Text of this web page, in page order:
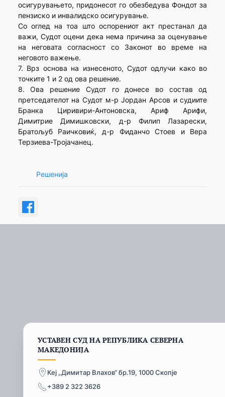
осигурувањето, придонесот го обезбедува Фондот за
пензиско и инвалидско осигурување.
Со оглед на тоа што оспорениот акт престанал да
важи, Судот оцени дека нема причина за оценување
на неговата согласност со Законот во време на
неговото важење.
7. Врз основа на изнесеното, Судот одлучи како во
точките 1 и 2 од ова решение.
8. Ова решение Судот го донесе во состав од
претседателот на Судот м-р Јордан Арсов и судиите
Бранка Циривири-Антоновска, Ариф Арифи,
Димитрие Димишковски, д-р Филип Лазарески,
Братољуб Раичковиќ, д-р Фиданчо Стоев и Вера
Терзиева-Тројачанец.
Решенија
УСТАВЕН СУД НА РЕПУБЛИКА СЕВЕРНА
МАКЕДОНИЈА
Кеј „Димитар Влахов“ бр.19, 1000 Скопје
+389 2 322 3626